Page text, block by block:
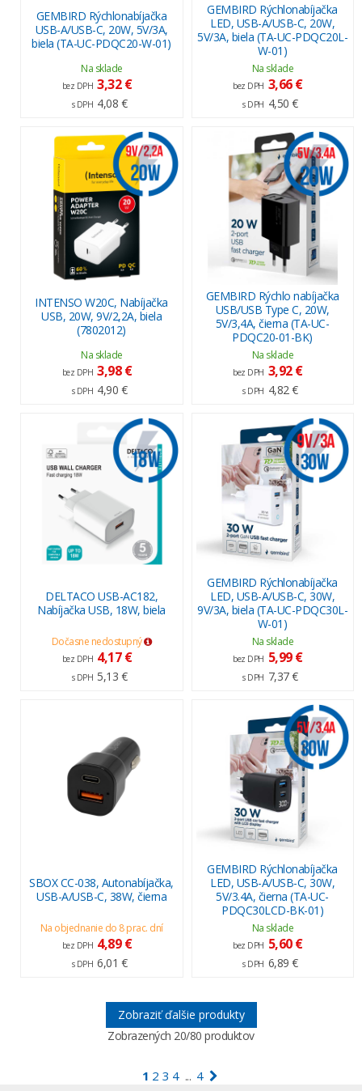
GEMBIRD Rýchlonabíjačka
USB-A/USB-C, 20W, 5V/3A,
biela (TA-UC-PDQC20-W-01)
Na sklade
bez DPH 3,32 €
s DPH 4,08 €
GEMBIRD Rýchlonabíjačka
LED, USB-A/USB-C, 20W,
5V/3A, biela (TA-UC-PDQC20L-
W-01)
Na sklade
bez DPH 3,66 €
s DPH 4,50 €
INTENSO W20C, Nabíjačka
USB, 20W, 9V/2,2A, biela
(7802012)
Na sklade
bez DPH 3,98 €
s DPH 4,90 €
GEMBIRD Rýchlo nabíjačka
USB/USB Type C, 20W,
5V/3,4A, čierna (TA-UC-
PDQC20-01-BK)
Na sklade
bez DPH 3,92 €
s DPH 4,82 €
DELTACO USB-AC182,
Nabíjačka USB, 18W, biela
Dočasne nedostupný
bez DPH 4,17 €
s DPH 5,13 €
GEMBIRD Rýchlonabíjačka
LED, USB-A/USB-C, 30W,
9V/3A, biela (TA-UC-PDQC30L-
W-01)
Na sklade
bez DPH 5,99 €
s DPH 7,37 €
SBOX CC-038, Autonabíjačka,
USB-A/USB-C, 38W, čierna
Na objednanie do 8 prac. dní
bez DPH 4,89 €
s DPH 6,01 €
GEMBIRD Rýchlonabíjačka
LED, USB-A/USB-C, 30W,
5V/3.4A, čierna (TA-UC-
PDQC30LCD-BK-01)
Na sklade
bez DPH 5,60 €
s DPH 6,89 €
Zobraziť ďalšie produkty
Zobrazených 20/80 produktov
1 2 3 4 ... 4